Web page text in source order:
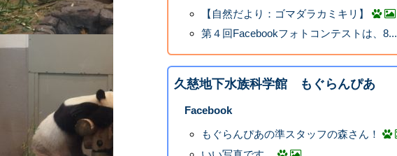
【自然だより：ゴマダラカミキリ】
第４回Facebookフォトコンテストは、8...
久慈地下水族科学館 もぐらんぴあ
Facebook
もぐらんぴあの準スタッフの森さん！